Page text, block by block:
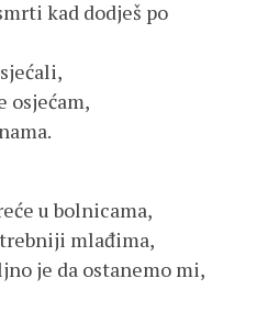
kad dodješ po
osjećam,
u bolnicama,
mlađima,
je da ostanemo mi,